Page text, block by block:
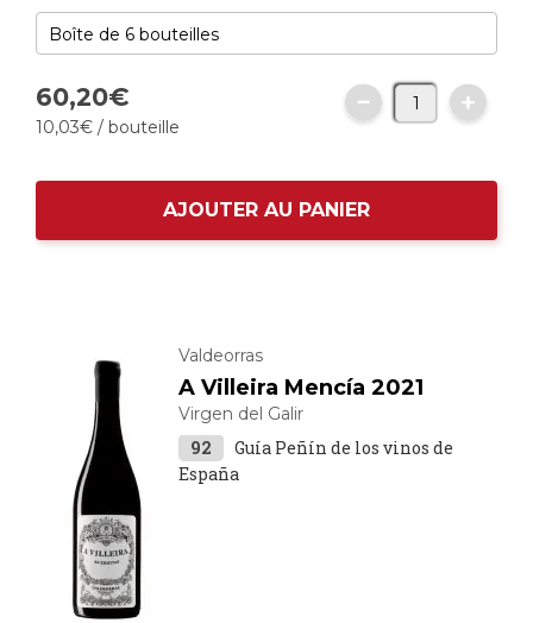
60,20€
10,03€ / bouteille
AJOUTER AU PANIER
Valdeorras
A Villeira Mencía 2021
Virgen del Galir
92
Guía Peñín de los vinos de
España